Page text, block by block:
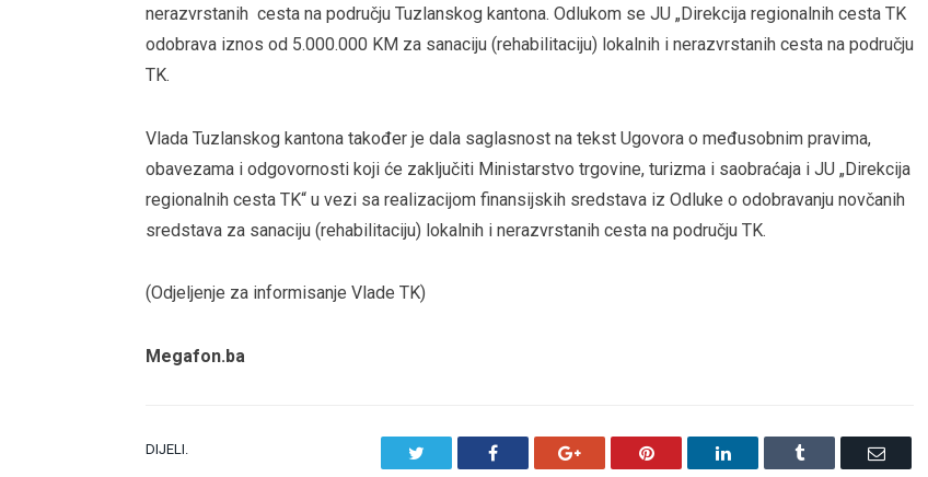
nerazvrstanih cesta na području Tuzlanskog kantona. Odlukom se JU „Direkcija regionalnih cesta TK
odobrava iznos od 5.000.000 KM za sanaciju (rehabilitaciju) lokalnih i nerazvrstanih cesta na području
TK.
Vlada Tuzlanskog kantona također je dala saglasnost na tekst Ugovora o međusobnim pravima,
obavezama i odgovornosti koji će zaključiti Ministarstvo trgovine, turizma i saobraćaja i JU „Direkcija
regionalnih cesta TK“ u vezi sa realizacijom finansijskih sredstava iz Odluke o odobravanju novčanih
sredstava za sanaciju (rehabilitaciju) lokalnih i nerazvrstanih cesta na području TK.
(Odjeljenje za informisanje Vlade TK)
Megafon.ba
DIJELI. Facebook Google+ Pinterest LinkedIn Tumblr Email